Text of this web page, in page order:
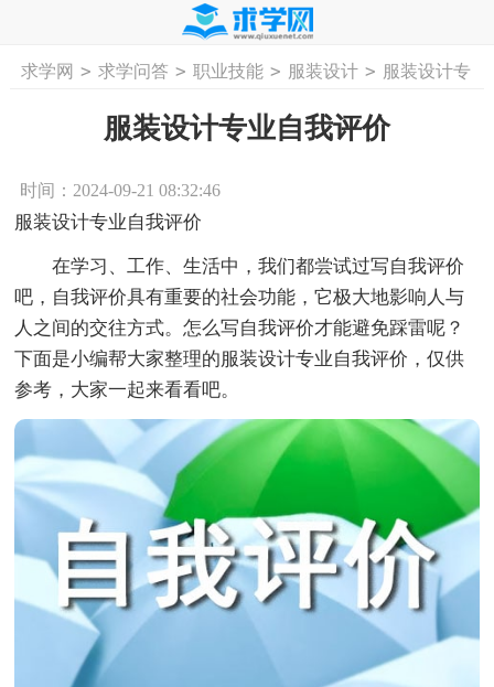
首页 工作计划 活动计划 学习计划
求学网 > 求学问答 > 职业技能 > 服装设计 > 服装设计专
服装设计专业自我评价
时间：2024-09-21 08:32:46
服装设计专业自我评价
在学习、工作、生活中，我们都尝试过写自我评价
吧，自我评价具有重要的社会功能，它极大地影响人与
人之间的交往方式。怎么写自我评价才能避免踩雷呢？
下面是小编帮大家整理的服装设计专业自我评价，仅供
参考，大家一起来看看吧。